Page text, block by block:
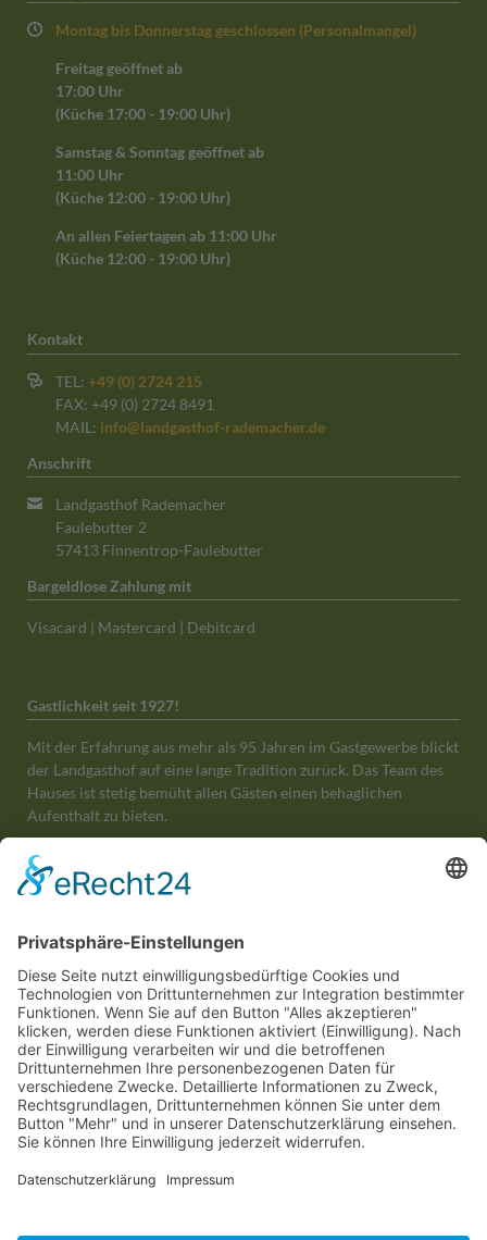
Montag bis Donnerstag geschlossen (Personalmangel)
Freitag geöffnet ab
17:00 Uhr
(Küche 17:00 - 19:00 Uhr)
Samstag & Sonntag geöffnet ab
11:00 Uhr
(Küche 12:00 - 19:00 Uhr)
An allen Feiertagen ab 11:00 Uhr
(Küche 12:00 - 19:00 Uhr)
Kontakt
TEL: +49 (0) 2724 215
FAX: +49 (0) 2724 8491
MAIL: info@landgasthof-rademacher.de
Anschrift
Landgasthof Rademacher
Faulebutter 2
57413 Finnentrop-Faulebutter
Bargeldlose Zahlung mit
Visacard | Mastercard | Debitcard
Gastlichkeit seit 1927!
Mit der Erfahrung aus mehr als 95 Jahren im Gastgewerbe blickt
der Landgasthof auf eine lange Tradition zurück. Das Team des
Hauses ist stetig bemüht allen Gästen einen behaglichen
Aufenthalt zu bieten.
Wir freuen uns auf Ihren Besuch!
Im Ausschank
Navigation
überspringen
Home Über uns Zimmer & Preise
Speisen & Getränke Aktivitäten Sonstiges
Rechtliches